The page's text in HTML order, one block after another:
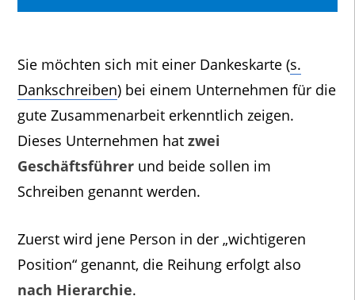
Sie möchten sich mit einer Dankeskarte (s.
Dankschreiben) bei einem Unternehmen für die
gute Zusammenarbeit erkenntlich zeigen.
Dieses Unternehmen hat zwei
Geschäftsführerund beide sollen im
Schreiben genannt werden.
Zuerst wird jene Person in der „wichtigeren
Position“ genannt, die Reihung erfolgt also
nach Hierarchie.